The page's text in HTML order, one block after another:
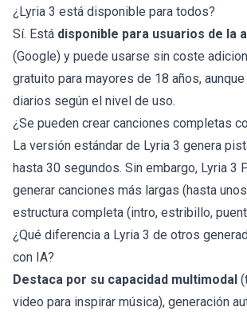
¿Lyria 3 está disponible para todos?
Sí. Está disponible para usuarios de la
(Google) y puede usarse sin coste
gratuito para mayores de 18 años,
diarios según el nivel de uso.
¿Se pueden crear canciones completas
La versión estándar de Lyria 3 genera
hasta 30 segundos. Sin embargo, Lyria 3
generar canciones más largas (hasta
estructura completa (intro, estribillo,
¿Qué diferencia a Lyria 3 de otros
con IA?
Destaca por su capacidad multimodal
video para inspirar música), generación